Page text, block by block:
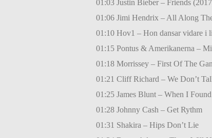
01:03 Justin Bieber – Friends
01:06 Jimi Hendrix – All Along
01:10 Hov1 – Hon dansar vidare i
01:15 Pontus & Amerikanerna –
01:18 Morrissey – First Of The
01:21 Cliff Richard – We Don’t
01:25 James Blunt – When I
01:28 Johnny Cash – Get Rythm
01:31 Shakira – Hips Don’t Lie